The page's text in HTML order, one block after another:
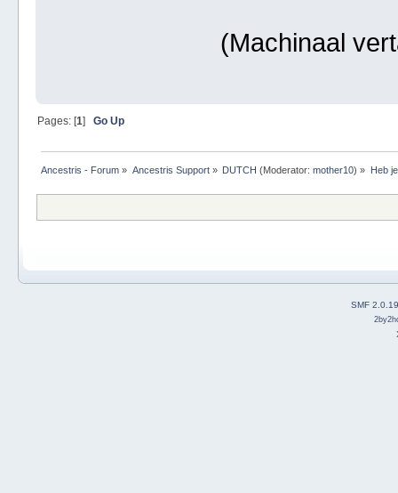
(Machinaal
Pages: [1] Go Up
Ancestris - Forum » Ancestris Support» DUTCH (Moderator:mother10) » Heb
SMF 2.0.19